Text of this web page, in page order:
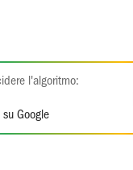
l'algoritmo:
Google